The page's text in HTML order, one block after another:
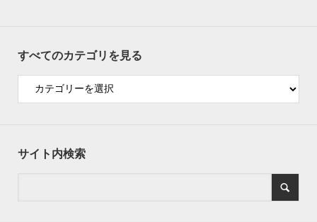
すべてのカテゴリを見る
サイト内検索